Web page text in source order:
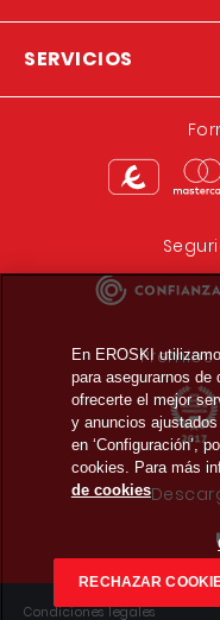
SERVICIOS
Condiciones legales
En EROSKI
para asegurarnos de
ofrecerte el mejor
y anuncios
en ‘Configuración’,
cookies. Para más
de cookies
RECHAZAR